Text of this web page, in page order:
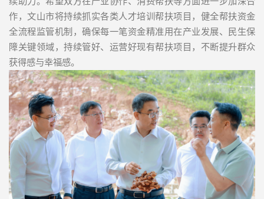
作，文山市将持续抓实各类人才培训帮扶项目，健全帮扶资金
全流程监管机制，确保每一笔资金精准用在产业发展、民生保
障关键领域，持续管好、运营好现有帮扶项目，不断提升群众
获得感与幸福感。